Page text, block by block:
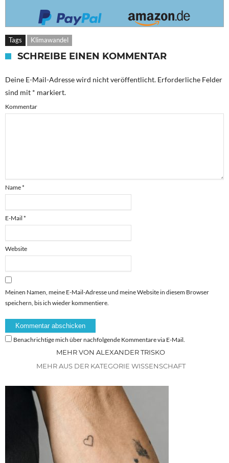
Tags Klimawandel
SCHREIBE EINEN KOMMENTAR
Deine E-Mail-Adresse wird nicht veröffentlicht. Erforderliche Felder
sind mit * markiert.
Kommentar
Name*
E-Mail *
Website
Meinen Namen, meine E-Mail-Adresse und meine Website in diesem Browser
speichern, bis ich wieder kommentiere.
Benachrichtige mich über nachfolgende Kommentare via E-Mail.
MEHR VON ALEXANDER TRISKO
MEHR AUS DER KATEGORIE WISSENSCHAFT